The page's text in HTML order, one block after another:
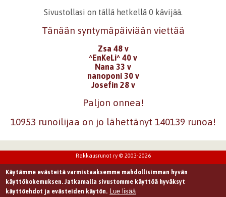
Sivustollasi on tällä hetkellä 0 kävijää.
Tänään syntymäpäiviään viettää
Zsa 48 v
^EnKeLi^ 40 v
Nana 33 v
nanoponi 30 v
Josefín 28 v
Paljon onnea!
10953 runoilijaa on jo lähettänyt 140139 runoa!
Rakkausrunot ry © 2003-2026
Käytämme evästeitä varmistaaksemme mahdollisimman hyvän
käyttökokemuksen. Jatkamalla sivustomme käyttöä hyväksyt
käyttöehdot ja evästeiden käytön. Lue lisää